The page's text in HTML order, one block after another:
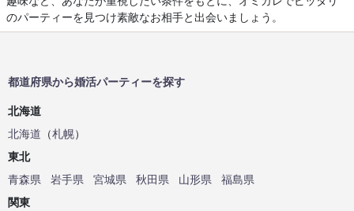
のパーティーを見つけ素敵なお相手と出会いましょう。
都道府県から婚活パーティーを探す
北海道
北海道 （札幌）
東北
青森県
岩手県 宮城県 秋田県 山形県
福島県
関東